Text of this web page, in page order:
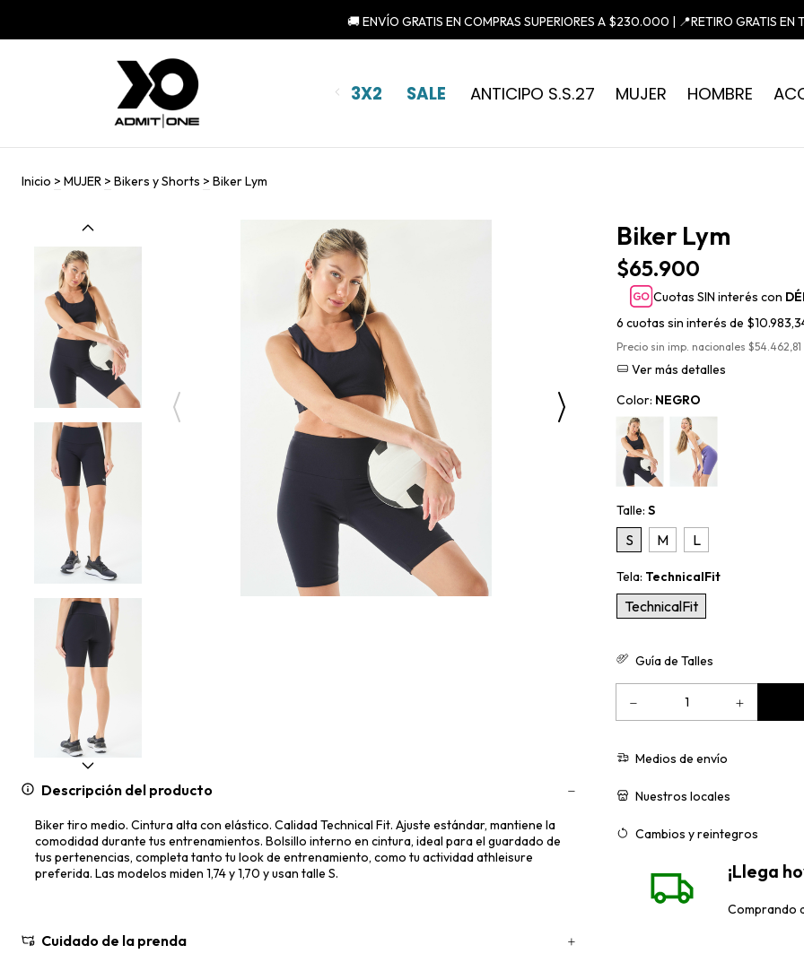
🚚 ENVÍO GRATIS EN COMPRAS SUPERIORES A $230.000 | 📍RETIRO GRATIS EN
3X2 SALE ANTICIPO S.S.27 MUJER HOMBRE
Inicio > MUJER > Bikers y Shorts > Biker Lym
Descripción del producto
Biker tiro medio. Cintura alta con elástico. Calidad Technical Fit. Ajuste estándar, mantiene la
comodidad durante tus entrenamientos. Bolsillo interno en cintura, ideal para el guardado de
tus pertenencias, completa tanto tu look de entrenamiento, como tu actividad athleisure
preferida. Las modelos miden 1,74 y 1,70 y usan talle S.
Cuidado de la prenda
Biker Lym
$65.900
Cuotas SIN interés con
6 cuotas sin interés de
Precio sin imp. nacionales $54.462,81
Ver más detalles
Color: NEGRO
Talle: S
S M L
Tela: TechnicalFit
TechnicalFit
Guía de Talles
Medios de envío
Nuestros locales
Cambios y reintegros
¡Llega
Comprando